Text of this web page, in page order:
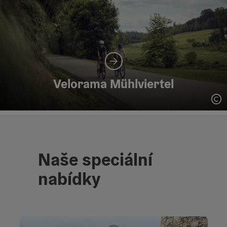
Velorama Mühlviertel
Naše speciální
nabídky